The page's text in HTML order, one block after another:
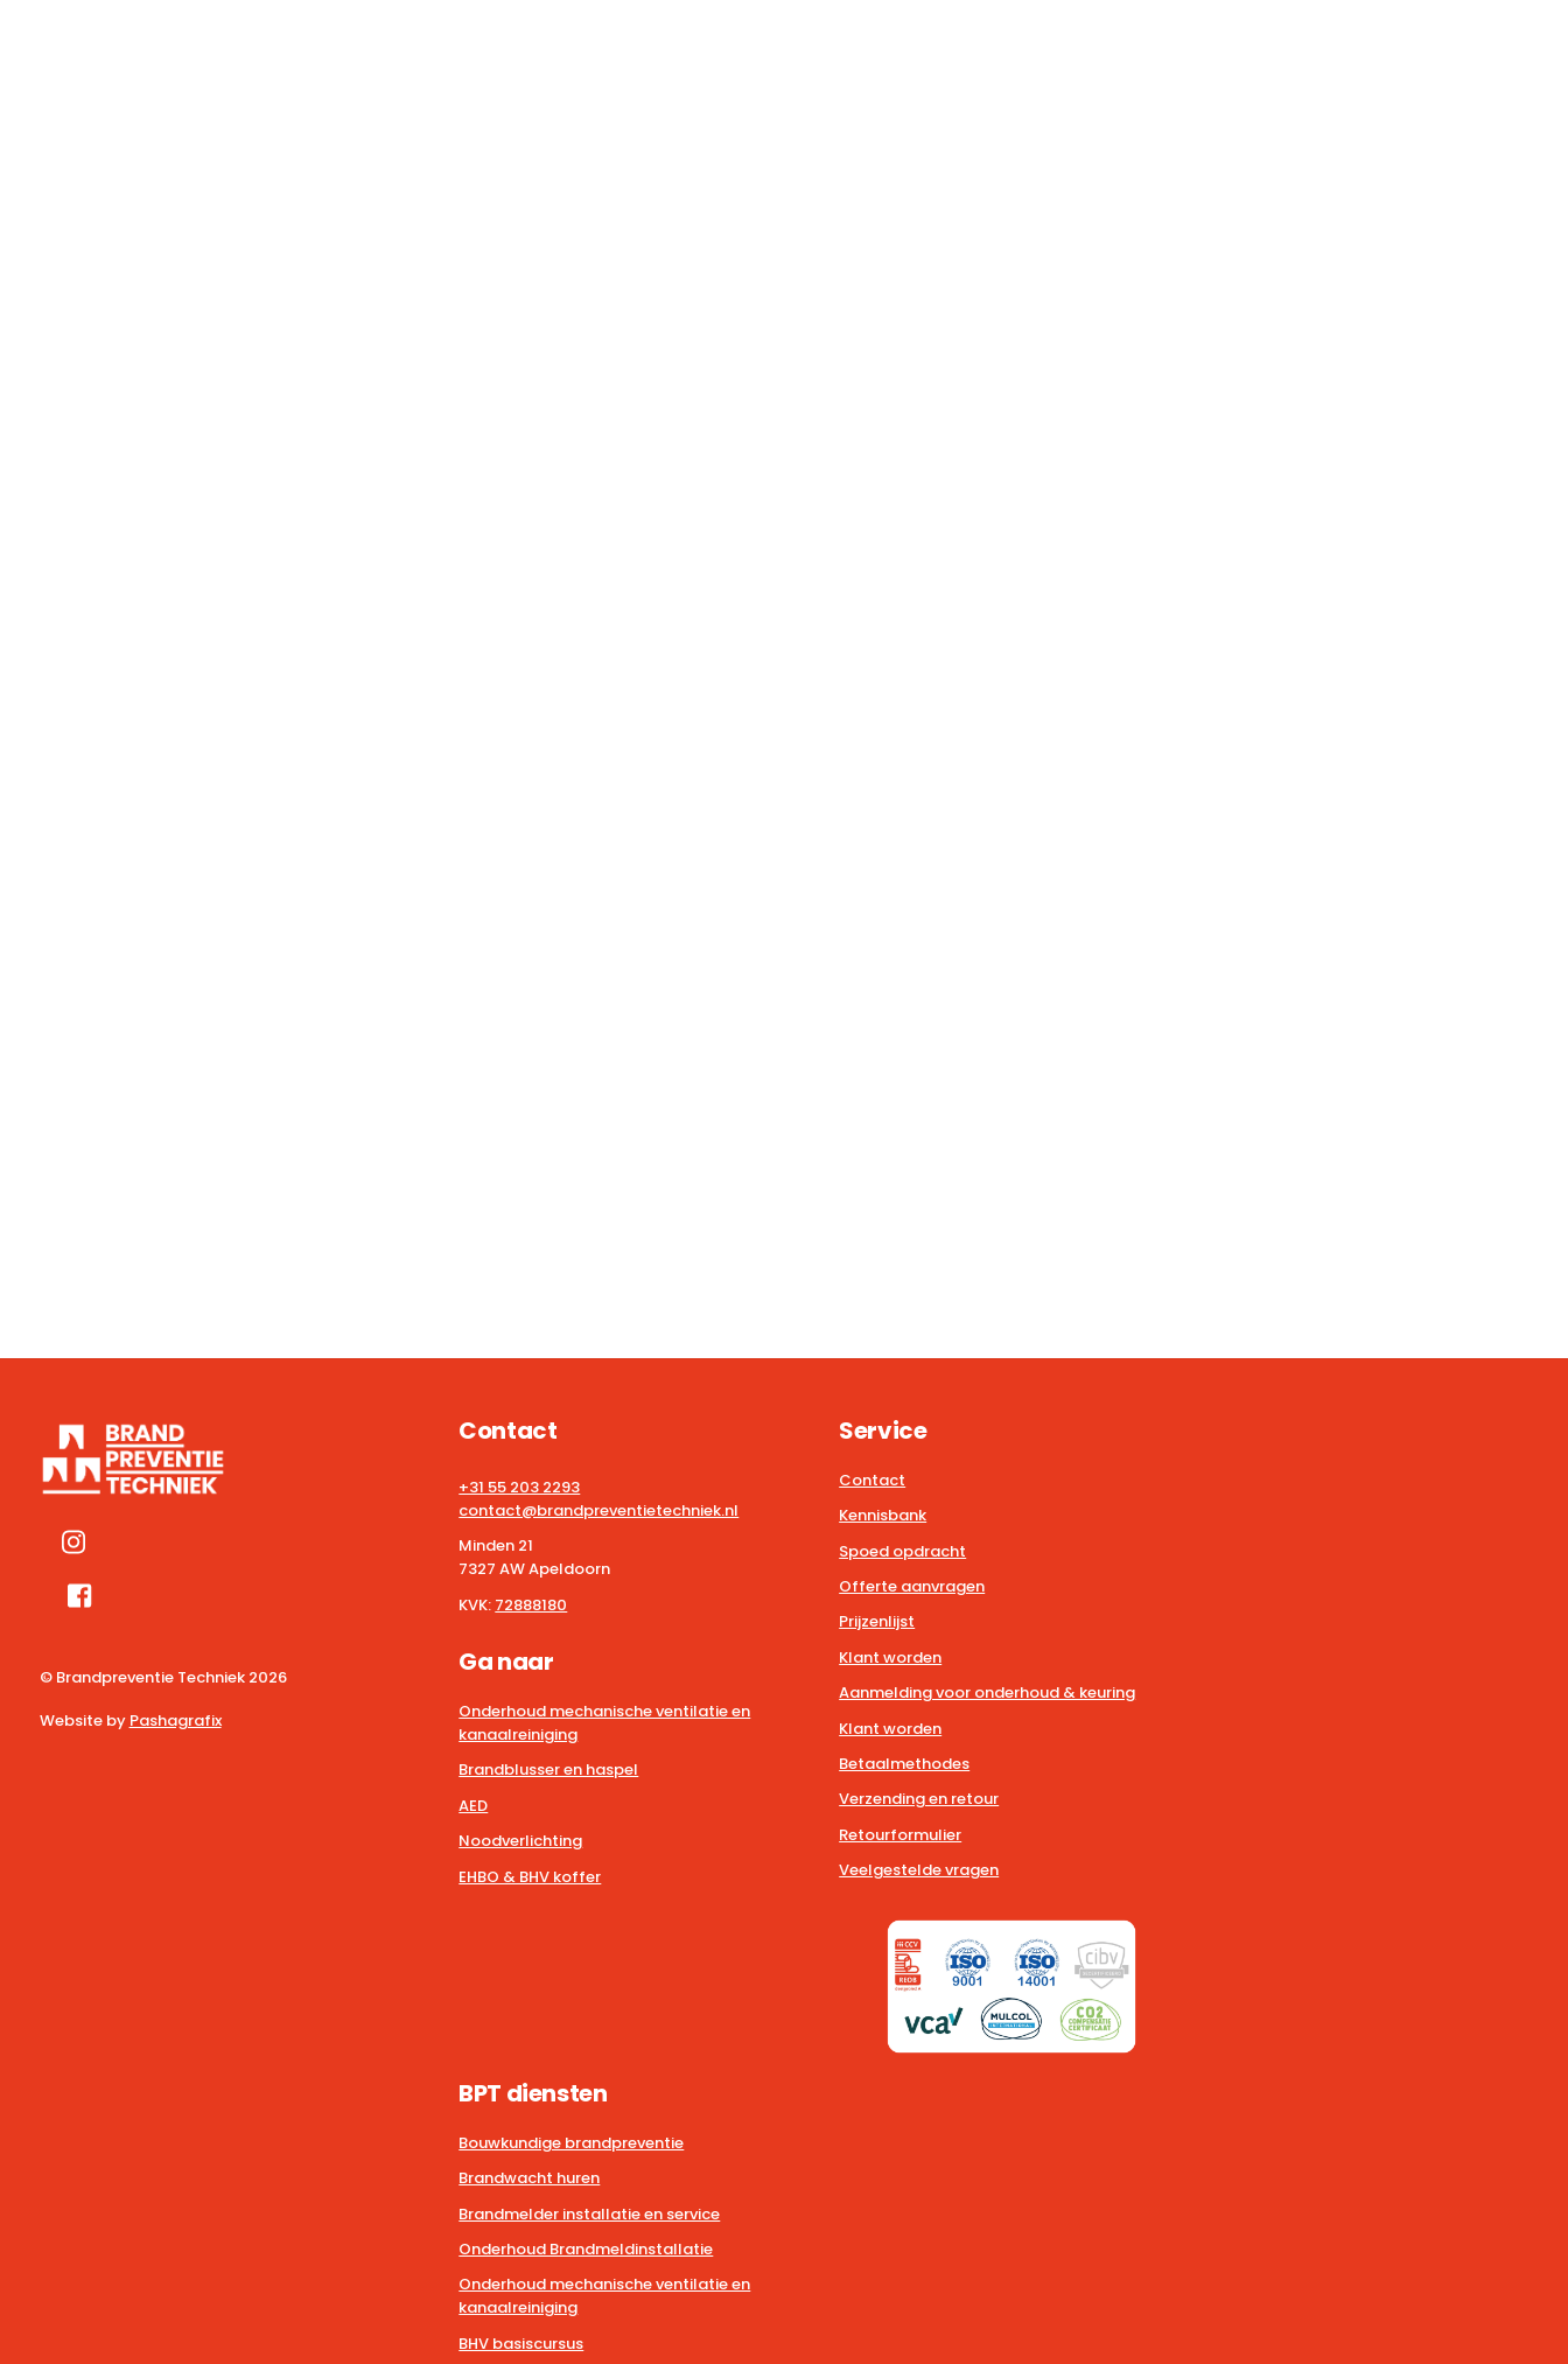
© Brandpreventie Techniek 2026
Website by Pashagrafix
Contact
+31 55 203 2293
contact@brandpreventietechniek.nl
Minden 21
7327 AW Apeldoorn
KVK: 72888180
Ga naar
Onderhoud mechanische ventilatie en
kanaalreiniging
Brandblusser en haspel
AED
Noodverlichting
EHBO & BHV koffer
Service
Contact
Kennisbank
Spoed opdracht
Offerte aanvragen
Prijzenlijst
Klant worden
Aanmelding voor onderhoud & keuring
Klant worden
Betaalmethodes
Verzending en retour
Retourformulier
Veelgestelde vragen
BPT diensten
Bouwkundige brandpreventie
Brandwacht huren
Brandmelder installatie en service
Onderhoud Brandmeldinstallatie
Onderhoud mechanische ventilatie en
kanaalreiniging
BHV basiscursus